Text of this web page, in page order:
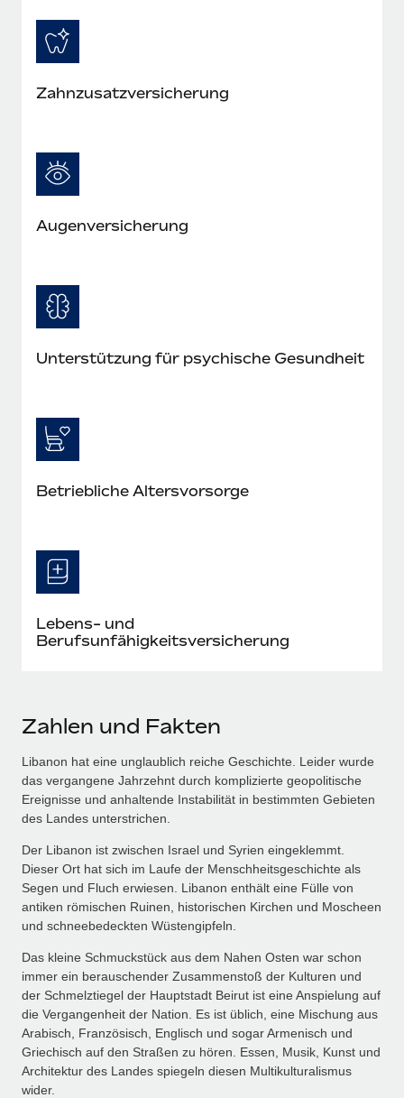
Zahnzusatzversicherung
Augenversicherung
Unterstützung für psychische Gesundheit
Betriebliche Altersvorsorge
Lebens- und
Berufsunfähigkeitsversicherung
Zahlen und Fakten
Libanon hat eine unglaublich reiche Geschichte. Leider wurde
das vergangene Jahrzehnt durch komplizierte geopolitische
Ereignisse und anhaltende Instabilität in bestimmten Gebieten
des Landes unterstrichen.
Der Libanon ist zwischen Israel und Syrien eingeklemmt.
Dieser Ort hat sich im Laufe der Menschheitsgeschichte als
Segen und Fluch erwiesen. Libanon enthält eine Fülle von
antiken römischen Ruinen, historischen Kirchen und Moscheen
und schneebedeckten Wüstengipfeln.
Das kleine Schmuckstück aus dem Nahen Osten war schon
immer ein berauschender Zusammenstoß der Kulturen und
der Schmelztiegel der Hauptstadt Beirut ist eine Anspielung auf
die Vergangenheit der Nation. Es ist üblich, eine Mischung aus
Arabisch, Französisch, Englisch und sogar Armenisch und
Griechisch auf den Straßen zu hören. Essen, Musik, Kunst und
Architektur des Landes spiegeln diesen Multikulturalismus
wider.